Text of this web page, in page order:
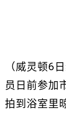
（威灵顿6
员日前参加
拍到浴室里